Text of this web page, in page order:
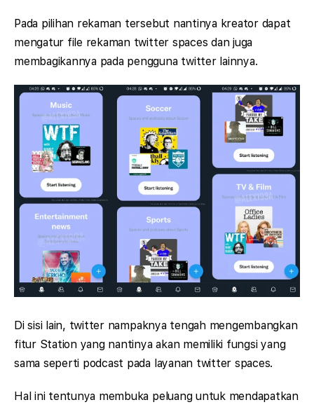
Pada pilihan rekaman tersebut nantinya kreator dapat
mengatur file rekaman twitter spaces dan juga
membagikannya pada pengguna twitter lainnya.
Di sisi lain, twitter nampaknya tengah mengembangkan
fitur Station yang nantinya akan memiliki fungsi yang
sama seperti podcast pada layanan twitter spaces.
Hal ini tentunya membuka peluang untuk mendapatkan